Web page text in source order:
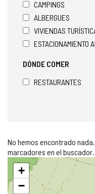
CAMPINGS
ALBERGUES
VIVIENDAS
ESTACIONAMIENTO
DÓNDE COMER
RESTAURANTES
No hemos encontrado
marcadores en el buscador.
Saltar
mapa
+
−